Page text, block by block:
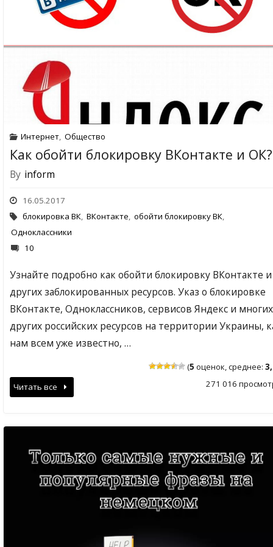
Интернет Общество
Как обойти блокировку ВКонтакте и ОК?
By inform
16.05.2017
блокировка ВК, ВКонтакте, обойти блокировку ВК,
Одноклассники
10
Узнайте подробно как обойти блокировку ВКонтакте и
других заблокированных ресурсов. Указ о блокировке
ВКонтакте, Одноклассников, сервисов Яндекс и многих
других российских ресурсов на территории Украины,
нам всем уже известно, …
(5 оценок, среднее:
271 016
Читать все